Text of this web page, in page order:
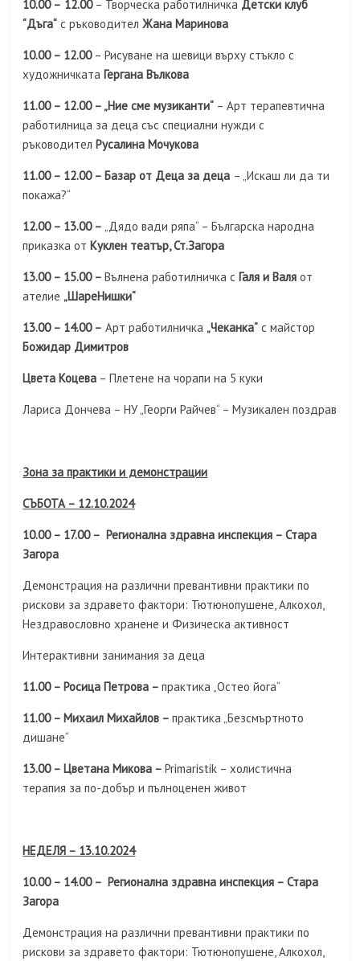
10.00 – 12.00– Творческа работилничка Детски клуб
“Дъга“ с ръководителЖана Маринова
10.00 – 12.00– Рисуване на шевици върху стъкло с
художничката Гергана Вълкова
11.00 – 12.00 – „Ние сме музиканти“ – Арт терапевтична
работилница за деца със специални нужди с
ръководителРусалина Мочукова
11.00 – 12.00 – Базар от Деца за деца – „Искаш ли да ти
покажа?“
12.00 – 13.00 – „Дядо вади ряпа“ – Българска народна
приказка от Куклен театър, Ст.Загора
13.00 – 15.00 –Вълнена работилничка с Галя и Валяот
ателие „ШареНишки“
13.00 – 14.00 – Арт работилничка „Чеканка“ с майстор
Божидар Димитров
Цвета Коцева – Плетене на чорапи на 5 куки
Лариса Дончева – НУ „Георги Райчев“ – Музикален поздрав
Зона за практики и демонстрации
СЪБОТА – 12.10.2024
10.00 – 17.00 – Регионална здравна инспекция – Стара
Загора
Демонстрация на различни превантивни практики по
рискови за здравето фактори: Тютюнопушене, Алкохол,
Нездравословно хранене и Физическа активност
Интерактивни занимания за деца
11.00 – Росица Петрова –практика „Остео йога“
11.00 – Михаил Михайлов –практика „Безсмъртното
дишане“
13.00 – Цветана Микова –Primaristik – холистична
терапия за по-добър и пълноценен живот
НЕДЕЛЯ – 13.10.2024
10.00 – 14.00 – Регионална здравна инспекция – Стара
Загора
Демонстрация на различни превантивни практики по
рискови за здравето фактори: Тютюнопушене, Алкохол,